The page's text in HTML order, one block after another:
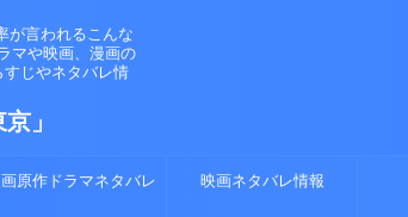
が言われるこんな
マや映画、漫画の
じやネタバレ情
」
原作ドラマネタバレ 映画ネタバレ情報